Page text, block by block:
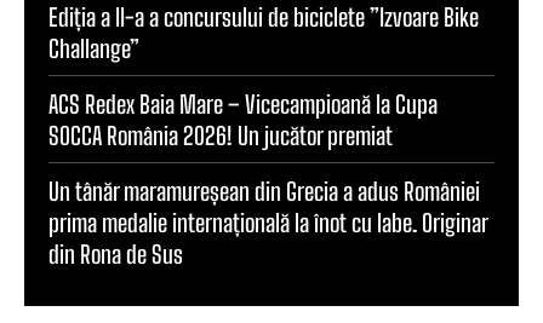
Ediția a II-a a concursului de biciclete ”Izvoare Bike
Challange”
ACS Redex Baia Mare – Vicecampioană la Cupa
SOCCA România 2026! Un jucător premiat
Un tânăr maramureșean din Grecia a adus României
prima medalie internațională la înot cu labe. Originar
din Rona de Sus